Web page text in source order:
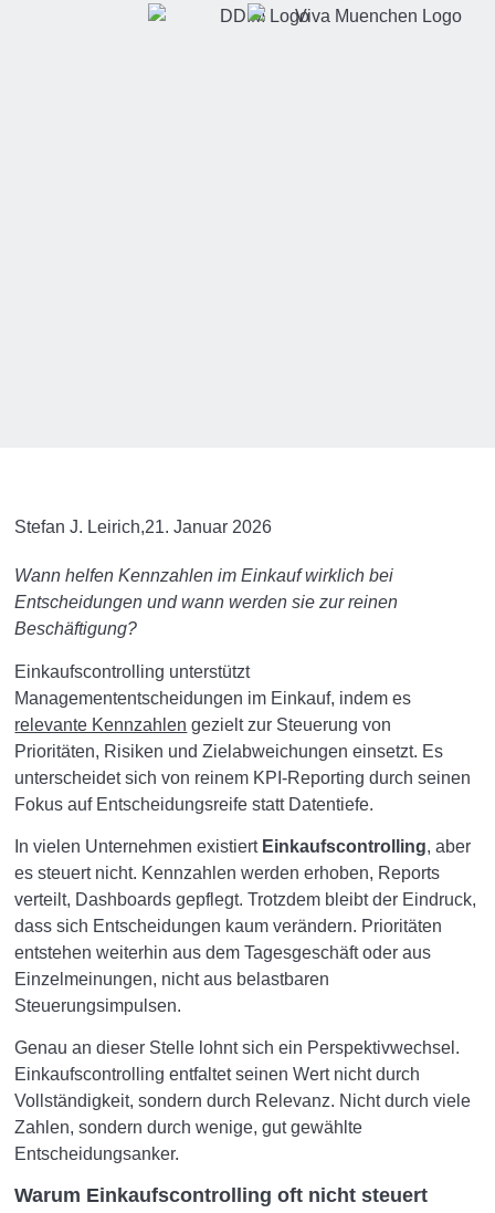
Stefan J. Leirich,21. Januar 2026
Wann helfen Kennzahlen im Einkauf wirklich bei
Entscheidungen und wann werden sie zur reinen
Beschäftigung?
Einkaufscontrolling unterstützt
Managemententscheidungen im Einkauf, indem es
relevante Kennzahlen gezielt zur Steuerung von
Prioritäten, Risiken und Zielabweichungen einsetzt. Es
unterscheidet sich von reinem KPI-Reporting durch seinen
Fokus auf Entscheidungsreife statt Datentiefe.
In vielen Unternehmen existiert Einkaufscontrolling, aber
es steuert nicht. Kennzahlen werden erhoben, Reports
verteilt, Dashboards gepflegt. Trotzdem bleibt der Eindruck,
dass sich Entscheidungen kaum verändern. Prioritäten
entstehen weiterhin aus dem Tagesgeschäft oder aus
Einzelmeinungen, nicht aus belastbaren
Steuerungsimpulsen.
Genau an dieser Stelle lohnt sich ein Perspektivwechsel.
Einkaufscontrolling entfaltet seinen Wert nicht durch
Vollständigkeit, sondern durch Relevanz. Nicht durch viele
Zahlen, sondern durch wenige, gut gewählte
Entscheidungsanker.
Warum Einkaufscontrolling oft nicht steuert